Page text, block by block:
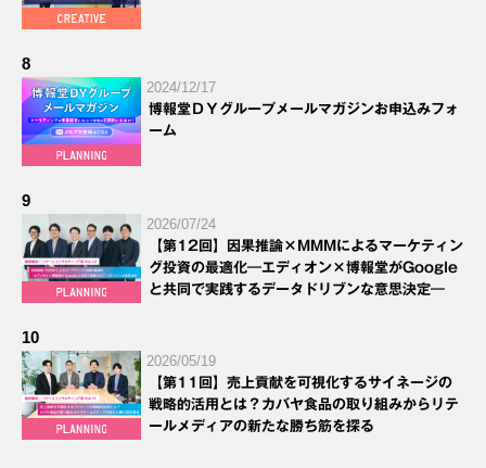
8
2024/12/17
博報堂ＤＹグループメールマガジンお申込みフォ
ーム
9
2026/07/24
【第12回】因果推論×MMMによるマーケティン
グ投資の最適化―エディオン×博報堂がGoogle
と共同で実践するデータドリブンな意思決定―
10
2026/05/19
【第11回】売上貢献を可視化するサイネージの
戦略的活用とは？カバヤ食品の取り組みからリテ
ールメディアの新たな勝ち筋を探る